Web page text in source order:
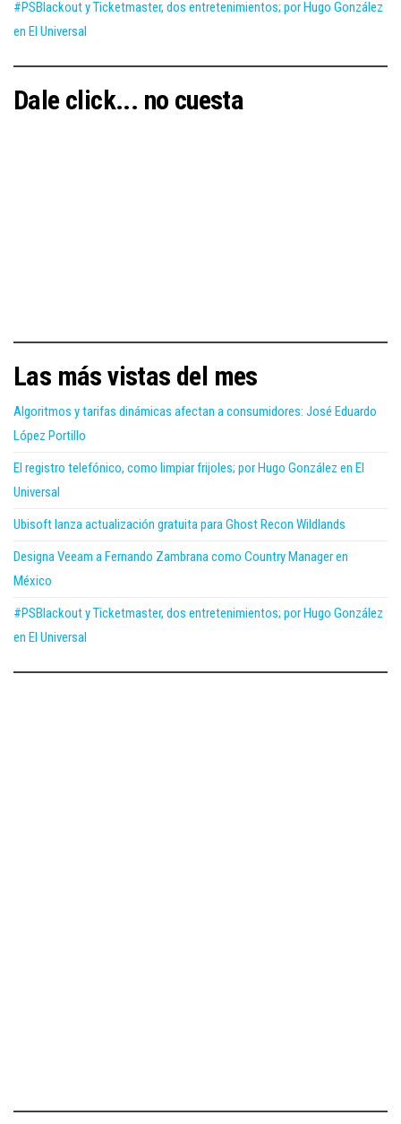
#PSBlackout y Ticketmaster, dos entretenimientos; por Hugo González
en El Universal
Dale click... no cuesta
Las más vistas del mes
Algoritmos y tarifas dinámicas afectan a consumidores: José Eduardo
López Portillo
El registro telefónico, como limpiar frijoles; por Hugo González en El
Universal
Ubisoft lanza actualización gratuita para Ghost Recon Wildlands
Designa Veeam a Fernando Zambrana como Country Manager en
México
#PSBlackout y Ticketmaster, dos entretenimientos; por Hugo González
en El Universal